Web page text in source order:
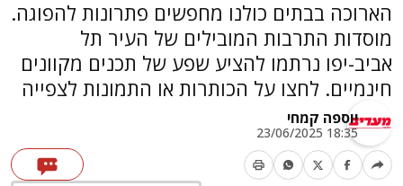
הארוכה בבתים כולנו מחפשים פתרונות להפוגה.
מוסדות התרבות המובילים של העיר תל
אביב-יפו נרתמו להציע שפע של תכנים מקוונים
חינמיים. לחצו על הכותרות או התמונות לצפייה
יוספה קמחי
18:35 23/06/2025